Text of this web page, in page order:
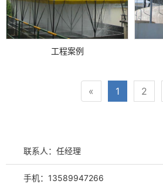
工程案例
« 1 2
联系人：任经理
手机：13589947266